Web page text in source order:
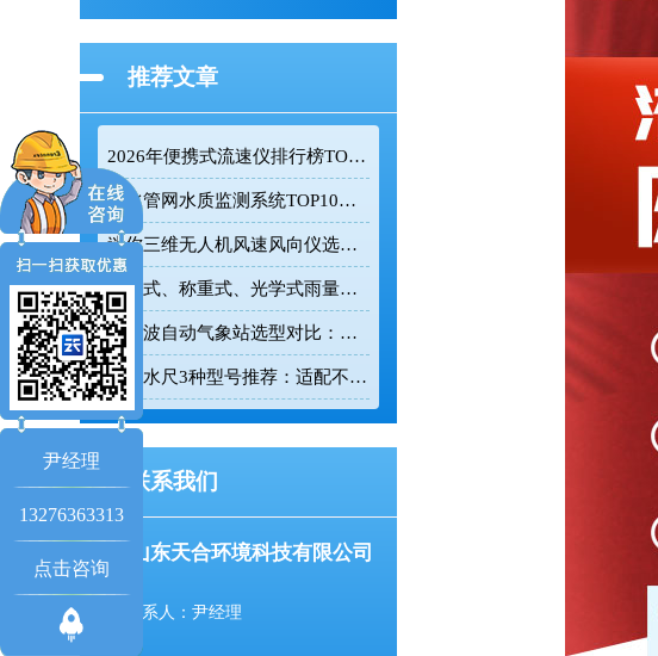
推荐文章
2026年便携式流速仪排行榜TOP10：采购前必看的实力榜单
排水管网水质监测系统TOP10推荐榜单
迷你三维无人机风速风向仪选型：云境天合TH-F1H助力空中风场监测
翻斗式、称重式、光学式雨量计精度大横评：哪种雨量计测量最准？
超声波自动气象站选型对比：云境天合 TH-CQX6 与天蔚 TW-CQX5 推荐
电子水尺3种型号推荐：适配不同水深监测场景
联系我们
山东天合环境科技有限公司
联系人：尹经理
尹经理
13276363313
点击咨询